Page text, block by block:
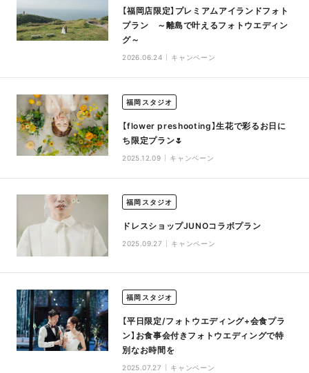
【福岡店限定】プレミアムアイランドフォト
プラン ～離島で叶えるフォトウエディン
グ～
2026.06.24 キャンペーン
福岡スタジオ
【flower preshooting】生花で彩るお日に
ち限定プラン🌷
2025.12.09 キャンペーン
福岡スタジオ
ドレスショップJUNOコラボプラン
2025.09.27 キャンペーン
福岡スタジオ
【平日限定/フォトウエディング+会食プラ
ン】お食事会付きフォトウエディングで特
別なお時間を
2025.07.27 キャンペーン